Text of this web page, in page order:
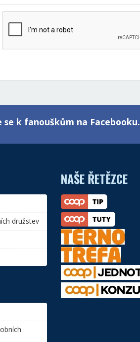
se k fanouškům na Facebooku.
družstev
NAŠE ŘETĚZCE